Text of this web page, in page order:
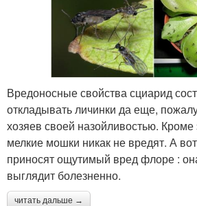
Вредоносные свойства сциарид
откладывать личинки да еще,
хозяев своей назойливостью. Кроме
мелкие мошки никак не вредят. А
приносят ощутимый вред флоре :
выглядит болезненно.
читать дальше →